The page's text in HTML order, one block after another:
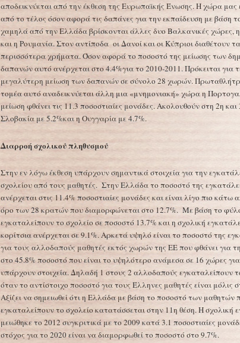
αποδεικνύεται από την έκθεση της Ευρωπαϊκής Ένωσης. Η χώρα μας
από το τέλος όσον αφορά τις δαπάνες για την εκπαίδευση με βάση
χαμηλά από την Ελλάδα βρίσκονται άλλες δυο Βαλκανικές χώρες,
και η Ρουμανία. Στον αντίποδα οι Δανοί και οι Κύπριοι διαθέτουν τα
περισσότερα χρήματα. Όσον αφορά το ποσοστό της μείωσης των
δαπανών αυτό ανέρχεται στο 4.4%για το 2010-2011. Πρόκειται για
μεγαλύτερη μείωση των δαπανών σε σύνολο 28 χωρών.
τομέα αυτό αναδεικνύεται άλλη μια «μνημονιακή» χώρα η
μείωση φθάνει τις 11.3 ποσοστιαίες μονάδες. Ακολουθούν στη 2η και
Σλοβακία με 5.2%και η Ουγγαρία με 4.7%.
Διαρροή σχολικού πληθυσμού
Στην εν λόγω έκθεση υπάρχουν σημαντικά στοιχεία για την
σχολείου από τους μαθητές. Στην Ελλάδα το ποσοστό της
ανέρχεται στις 11.4% ποσοστιαίες μονάδες και είναι λίγο πιο κάτω
όρο των 28 κρατών που διαμορφώνεται στο 12.7%. Με βάση το
εγκαταλείπουν το σχολείο σε ποσοστό 13.7% και η σχολική
κορίτσια ανέρχεται σε 9.1%. Αρκετά υψηλό είναι το ποσοστό της
για τους αλλοδαπούς μαθητές εκτός χωρών της ΕΕ που φθάνει για
στο 45.8% ποσοστό που είναι το υψηλότερο ανάμεσα σε 16 χώρες για
υπάρχουν στοιχεία. Δηλαδή 1 στους 2 αλλοδαπούς εγκαταλείπουν
όταν το αντίστοιχο ποσοστό για τους Έλληνες μαθητές είναι μόλις
Αξίζει να σημειωθεί ότι η Ελλάδα με βάση το ποσοστό των μαθητών
εγκαταλείπουν το σχολείο κατατάσσεται στην 11η θέση. Η σχολική
μειώθηκε το 2012 συγκριτικά με το 2009 κατά 3.1 ποσοστιαίες
στόχος για το 2020 είναι να διαμορφωθεί το ποσοστό στο 9.7%.